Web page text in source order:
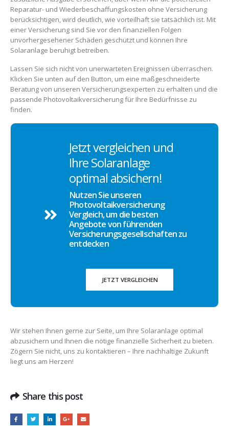
Reparatur- und Wiederbeschaffungskosten ohne Versicherung
berücksichtigen, wird deutlich, wie vorteilhaft sie tatsächlich ist. Mit
einer Versicherung sind Sie vor den finanziellen Folgen
unvorhergesehener Schäden geschützt und können Ihre
Solaranlage beruhigt betreiben.
Lassen Sie sich nicht von unerwarteten Ereignissen überraschen.
Klicken Sie unten auf den Button, um eine maßgeschneiderte
Beratung von unseren Versicherungsexperten zu erhalten und die
passende Photovoltaikversicherung für Ihre Bedürfnisse zu
finden.
Jetzt vergleichen und
Ihre Solaranlage
optimal absichern!
Nutzen Sie unseren
Photovoltaikversicherung
Vergleich, um die besten
Angebote von führenden
Versicherungsgesellschaften zu
entdecken
JETZT VERGLEICHEN
Wir stehen Ihnen gerne zur Seite, um Ihre Solaranlage optimal
abzusichern und Ihnen die nötige finanzielle Sicherheit zu bieten.
Zögern Sie nicht, uns zu kontaktieren – Ihre nachhaltige Zukunft
liegt uns am Herzen!
Share this post